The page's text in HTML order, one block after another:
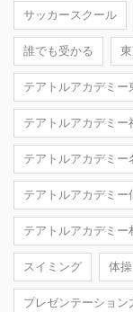
サッカースクール
誰でも受かる
テアトルアカデミー
テアトルアカデミー
テアトルアカデミー
テアトルアカデミー
テアトルアカデミー
スイミング 体操
プレゼンテーション